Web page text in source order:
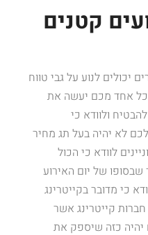
קטנים
יכולים לנוע על גבי טווח
אחד מכם יעשה את
ולוודא כי
לא יהיה בעל תג מחיר
לוודא כי הכול
של יום האירוע
כי מדובר בקייטרינג
קייטרינג אשר
יהיה כזה שיספק את